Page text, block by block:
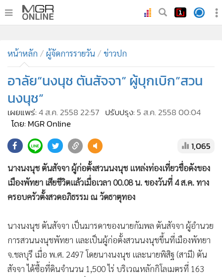
• ทันเหตุการณ์
• ภาคใต้
• ภูมิภาค
• Online Section
• บันเทิง
ผู้จัดการรายวัน
• คอลัมนิสต์
• CbizReview
Cyber BIZ
• Good health & Well-being
• Green Innovation & SD
• Management & HR
• MGR Live
หน้าหลัก ผู้จัดการรายวัน ข่าวปก
อาลัย“นงนุช ตันสัจจา” ผู้บุกเบิก”สวน
นงนุช”
เผยแพร่:4 ส.ค. 2558 22:57 ปรับปรุง:5 ส.ค. 2558 00:04
โดย: MGR Online
1,065
นางนงนุช ตันสัจจา ผู้ก่อตั้งสวนนงนุช แหล่งท่องเที่ยวชื่อดังของ
เมืองพัทยา เสียชีวิตแล้วเมื่อเวลา 00.08 น. ของวันที่ 4 ส.ค. ทาง
ครอบครัวตั้งสวดอภิธรรม ณ วัดธาตุทอง
นางนงนุช ตันสัจจา เป็นมารดาของนายกัมพล ตันสัจจา ผู้อำนวย
การสวนนงนุชพัทยา และเป็นผู้ก่อตั้งสวนนงนุชขึ้นที่เมืองพัทยา
จ.ชลบุรี เมื่อ พ.ศ. 2497 โดยนางนงนุช และนายพิสิฐ (สามี) ตัน
สัจจา ได้ซื้อที่ดินจำนวน 1,500 ไร่ บริเวณหลักกิโลเมตรที่ 163